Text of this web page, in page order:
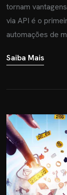
tornam
via API é o
automações de
Saiba Mais